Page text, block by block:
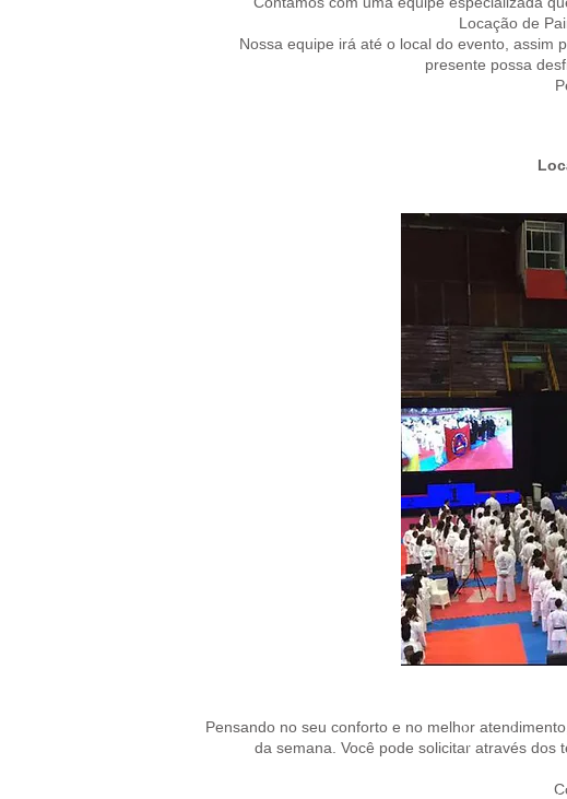
Locação de
Nossa equipe irá até o local do evento, assim
presente possa
Pensando no seu conforto e no melhor
da semana. Você pode solicitar através